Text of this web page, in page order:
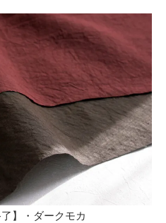
】・ダークモカ